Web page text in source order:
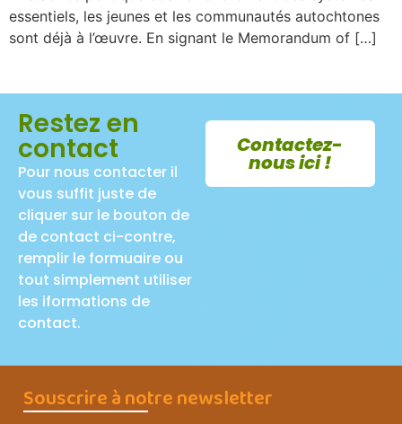
essentiels, les jeunes et les communautés autochtones
sont déjà à l’œuvre. En signant le Memorandum of […]
Restez en
contact
Pour nous contacter il
vous suffit juste de
cliquer sur le bouton de
de contact ci-contre,
remplir le formuaire ou
tout simplement utiliser
les iformations de
contact.
Contactez-
nous ici !
Souscrire à notre newsletter